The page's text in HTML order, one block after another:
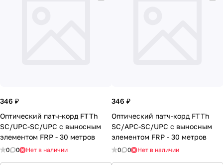
346 ₽
Оптический патч-корд FTTh
SC/UPC-SC/UPC с выносным
элементом FRP - 30 метров
0 0 Нет в наличии
346 ₽
Оптический патч-корд FTTh
SC/APC-SC/UPC с выносным
элементом FRP - 30 метров
0 0 Нет в наличии